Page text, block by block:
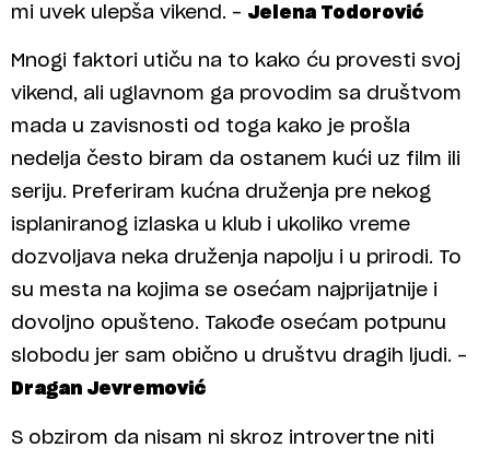
mi uvek ulepša vikend. – Jelena Todorović
Mnogi faktori utiču na to kako ću provesti svoj
vikend, ali uglavnom ga provodim sa društvom
mada u zavisnosti od toga kako je prošla
nedelja često biram da ostanem kući uz film ili
seriju. Preferiram kućna druženja pre nekog
isplaniranog izlaska u klub i ukoliko vreme
dozvoljava neka druženja napolju i u prirodi. To
su mesta na kojima se osećam najprijatnije i
dovoljno opušteno. Takođe osećam potpunu
slobodu jer sam obično u društvu dragih ljudi. –
Dragan Jevremović
S obzirom da nisam ni skroz introvertne niti